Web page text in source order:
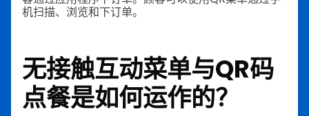
机扫描、浏览和下订单。
无接触互动菜单与QR码
点餐是如何运作的？